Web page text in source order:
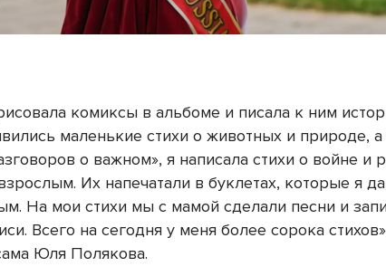
комиксы в альбоме и писала к ним
маленькие стихи о животных и природе, а
о важном», я написала стихи о войне и
Их напечатали в буклетах, которые я
На мои стихи мы с мамой сделали песни и
Всего на сегодня у меня более сорока
Юля Полякова.